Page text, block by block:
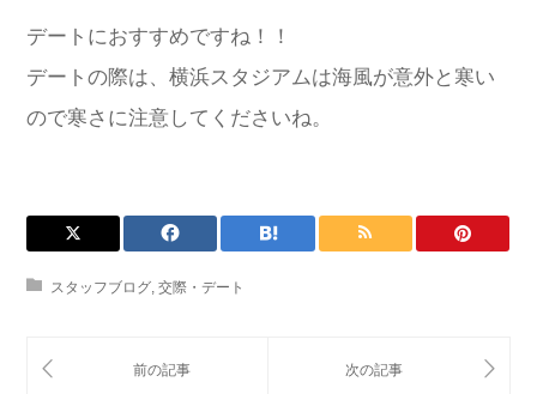
デートにおすすめですね！！
デートの際は、横浜スタジアムは海風が意外と寒い
ので寒さに注意してくださいね。
スタッフブログ, 交際・デート